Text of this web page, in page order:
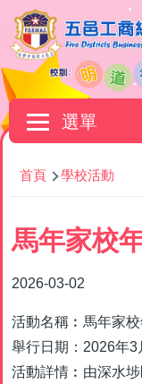
移至主內容
選單
Main
navigation
導
航
連
結
首頁 學校活動
馬年家校
2026-03-02
活動名稱︰馬年家
舉行日期：2026年3
活動詳情︰由深水